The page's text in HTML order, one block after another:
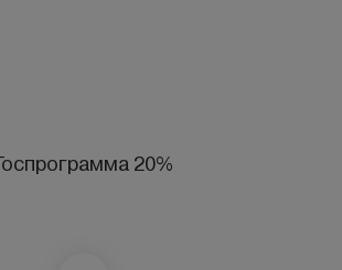
Госпрограмма 20%